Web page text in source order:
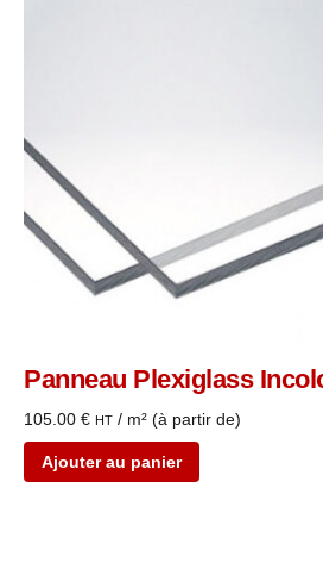
Panneau Plexiglass
105.00 € HT / m² (à partir de)
Ajouter au panier